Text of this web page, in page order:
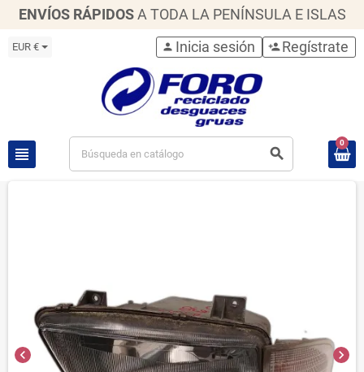
ENVÍOS RÁPIDOS A TODA LA PENÍNSULA E ISLAS
EUR €
view_headline search
person Inicia sesión person_add Regístrate
0
chevron_left chevron_right